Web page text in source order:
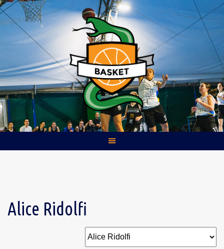
Skip
content
Alice Ridolfi